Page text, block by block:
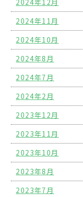
2024年11月
2024年10月
2024年8月
2024年7月
2024年2月
2023年12月
2023年11月
2023年10月
2023年8月
2023年7月